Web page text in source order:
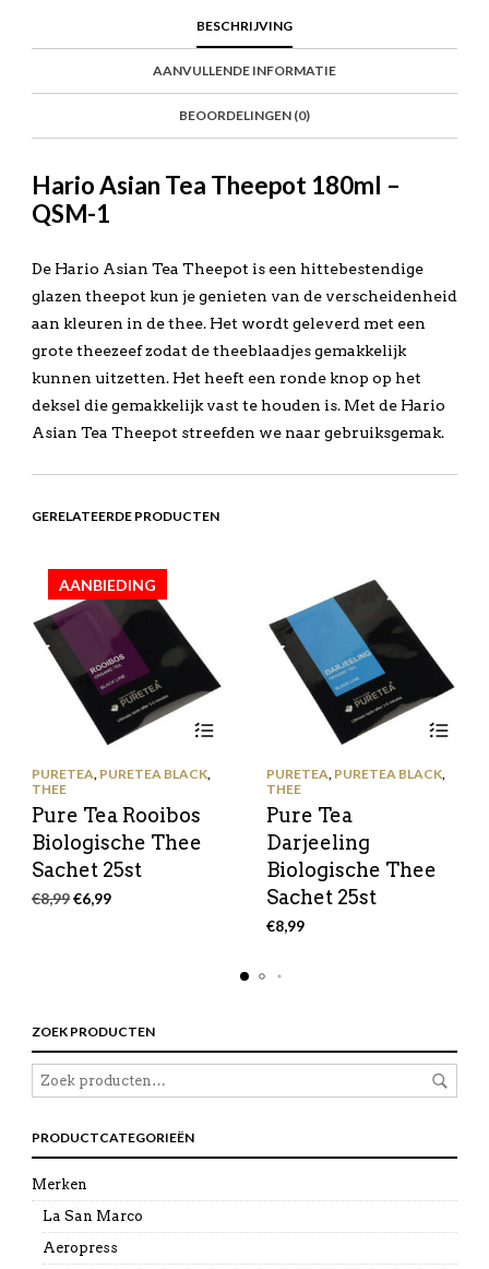
BESCHRIJVING
AANVULLENDE INFORMATIE
BEOORDELINGEN (0)
Hario Asian Tea Theepot 180ml –
QSM-1
De Hario Asian Tea Theepot is een hittebestendige
glazen theepot kun je genieten van de verscheidenheid
aan kleuren in de thee. Het wordt geleverd met een
grote theezeef zodat de theeblaadjes gemakkelijk
kunnen uitzetten. Het heeft een ronde knop op het
deksel die gemakkelijk vast te houden is. Met de Hario
Asian Tea Theepot streefden we naar gebruiksgemak.
GERELATEERDE PRODUCTEN
AANBIEDING
PURETEA, PURETEA BLACK,
THEE
Pure Tea Rooibos
Biologische Thee
Sachet 25st
€8,99Oorspronkelijke
€6,99Huidige
PURETEA, PURETEA BLACK,
THEE
Pure Tea
Darjeeling
Biologische Thee
Sachet 25st
€8,99
ZOEK PRODUCTEN
PRODUCTCATEGORIEËN
Merken
La San Marco
Aeropress